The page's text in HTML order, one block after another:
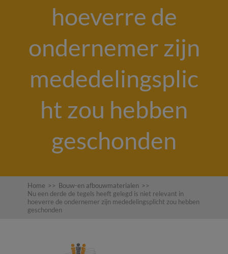
hoeverre de
ondernemer zijn
mededelingsplic
ht zou hebben
geschonden
Home >> Bouw-en afbouwmaterialen >>
Nu een derde de tegels heeft gelegd is niet relevant in
hoeverre de ondernemer zijn mededelingsplicht zou hebben
geschonden